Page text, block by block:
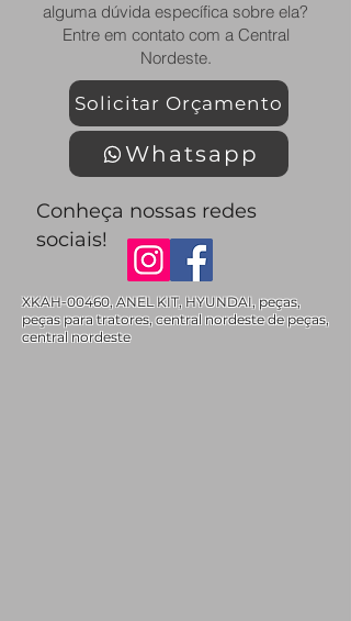
alguma dúvida específica sobre ela?
Entre em contato com a Central
Nordeste.
Solicitar Orçamento
Whatsapp
Conheça nossas redes
sociais!
XKAH-00460, ANEL KIT, HYUNDAI, peças,
peças para tratores, central nordeste de peças,
central nordeste